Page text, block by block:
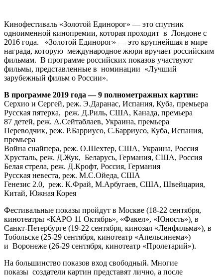
Кинофестиваль «Золотой Единорог» — это спутник
одноименной кинопремии, которая проходит в Лондоне с
2016 года. «Золотой Единорог» — это крупнейшая в мире
награда, которую международное жюри вручает российским
фильмам. В программе российских показов участвуют
фильмы, представленные в номинации «Лучший
зарубежный фильм о России».
В программе 2019 года — 9 полнометражных картин:
Серхио и Сергей, реж. Э.Даранас, Испания, Куба, премьера
Русская пятерка, реж. Д.Риль, США, Канада, премьера
87 детей, реж. А.Сейтаблаев, Украина, премьера
Переводчик, реж. Р.Барриусо, С.Барриусо, Куба, Испания,
премьера
Война снайпера, реж. О.Шехтер, США, Украина, Россия
Хрусталь, реж. Д.Жук, Беларусь, Германия, США, Россия
Белая стрела, реж. Д.Крофт, Россия, Германия
Русская невеста, реж. М.С.Ойеда, США
Генезис 2.0, реж. К.Фрай, М.Арбугаев, США, Швейцария,
Китай, Южная Корея
Фестивальные показы пройдут в Москве (18-22 сентября,
кинотеатры «КАРО 11 Октябрь», «Факел», «Юность»), в
Санкт-Петербурге (19-22 сентября, кинозал «Ленфильма»), в
Тобольске (25-29 сентября, кинотеатр «Апельсинема»)
и Воронеже (26-29 сентября, кинотеатр «Пролетарий»).
На большинство показов вход свободный. Многие
показы создатели картин представят лично, а после